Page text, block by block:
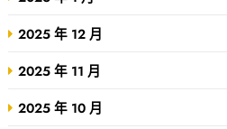
2025 年 12 月
2025 年 11 月
2025 年 10 月